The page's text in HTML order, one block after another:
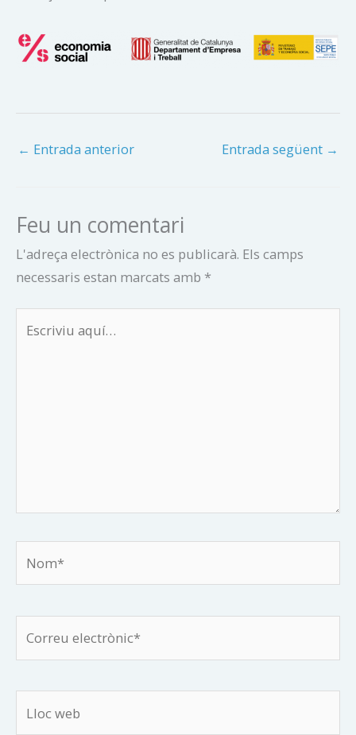
← Entrada anterior Entrada següent →
Feu un comentari
L'adreça electrònica no es publicarà. Els camps
necessaris estan marcats amb *
web